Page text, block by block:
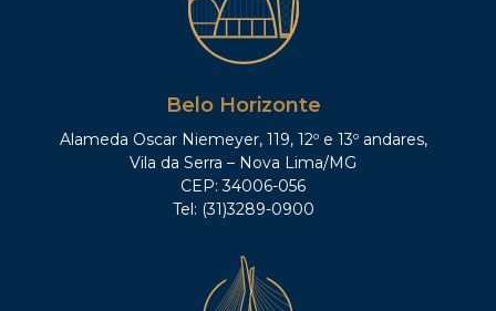
Belo Horizonte
Alameda Oscar Niemeyer, 119, 12º e 13º andares,
Vila da Serra – Nova Lima/MG
CEP: 34006-056
Tel: (31)3289-0900